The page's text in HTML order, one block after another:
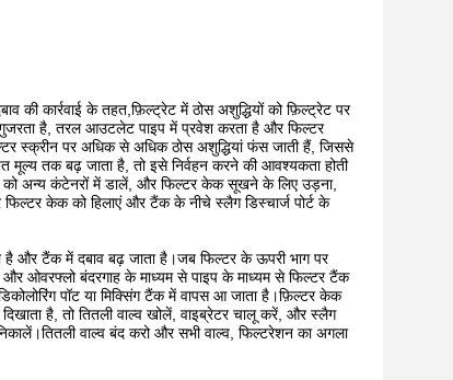
की कार्रवाई के तहत,फ़िल्ट्रेट में ठोस अशुद्धियों को फ़िल्ट्रेट पर
गुजरता है, तरल आउटलेट पाइप में प्रवेश करता है और फिल्टर
स्क्रीन पर अधिक से अधिक ठोस अशुद्धियां फंस जाती हैं, जिससे
मूल्य तक बढ़ जाता है, तो इसे निर्वहन करने की आवश्यकता होती
अन्य कंटेनरों में डालें, और फिल्टर केक सूखने के लिए उड़ना,
केक को हिलाएं और टैंक के नीचे स्लैग डिस्चार्ज पोर्ट के
है और टैंक में दबाव बढ़ जाता है।जब फिल्टर के ऊपरी भाग पर
ओवरफ्लो बंदरगाह के माध्यम से पाइप के माध्यम से फिल्टर टैंक
पॉट या मिक्सिंग टैंक में वापस आ जाता है।फ़िल्टर केक
है, तो तितली वाल्व खोलें, वाइब्रेटर चालू करें, और स्लैग
वाल्व बंद करो और सभी वाल्व, फिल्टरेशन का अगला